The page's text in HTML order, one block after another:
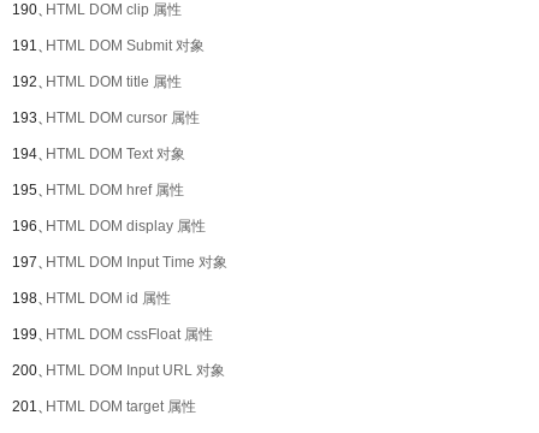
190、HTML DOM clip 属性
191、HTML DOM Submit 对象
192、HTML DOM title 属性
193、HTML DOM cursor 属性
194、HTML DOM Text 对象
195、HTML DOM href 属性
196、HTML DOM display 属性
197、HTML DOM Input Time 对象
198、HTML DOM id 属性
199、HTML DOM cssFloat 属性
200、HTML DOM Input URL 对象
201、HTML DOM target 属性